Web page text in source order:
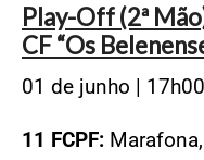
Play-Off (2ª
CF “Os
01 de junho |
11 FCPF: